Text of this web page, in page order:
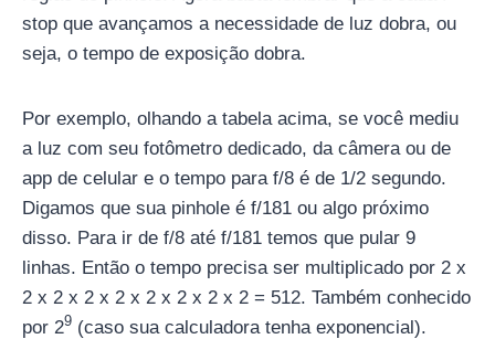
stop que avançamos a necessidade de luz dobra, ou
seja, o tempo de exposição dobra.
Por exemplo, olhando a tabela acima, se você mediu
a luz com seu fotômetro dedicado, da câmera ou de
app de celular e o tempo para f/8 é de 1/2 segundo.
Digamos que sua pinhole é f/181 ou algo próximo
disso. Para ir de f/8 até f/181 temos que pular 9
linhas. Então o tempo precisa ser multiplicado por 2 x
2 x 2 x 2 x 2 x 2 x 2 x 2 x 2 = 512. Também conhecido
por 29 (caso sua calculadora tenha exponencial).